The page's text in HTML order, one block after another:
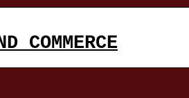
COMMERCE